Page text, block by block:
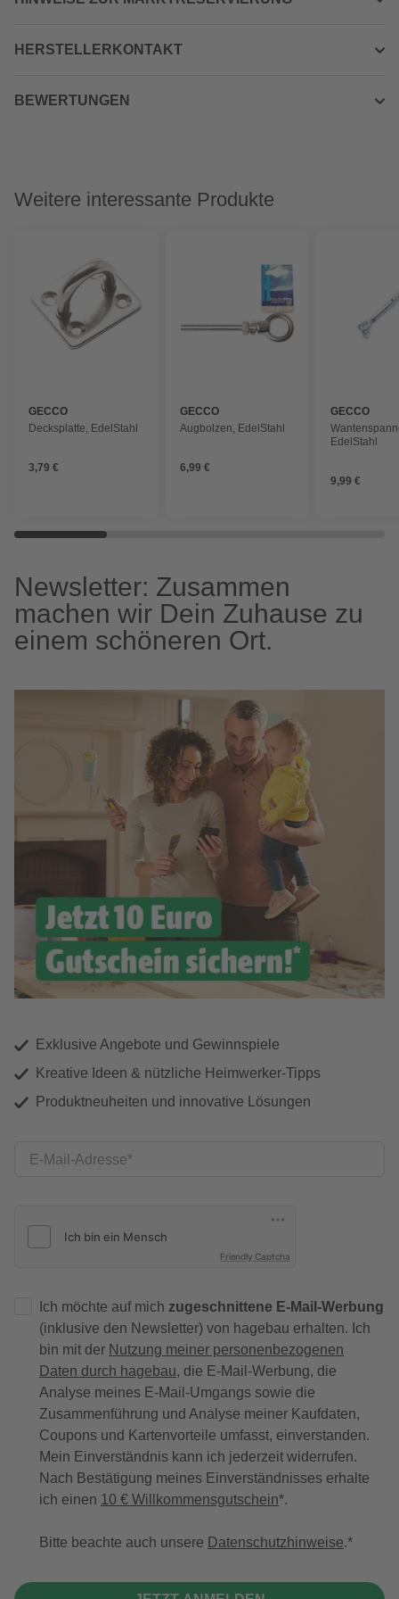
HERSTELLERKONTAKT
BEWERTUNGEN
Weitere interessante Produkte
GECCO
Decksplatte, EdelStahl
3,79 €
GECCO
Augbolzen, EdelStahl
6,99 €
GECCO
EdelStahl
9,99 €
Newsletter: Zusammen
machen wir Dein Zuhause zu
einem schöneren Ort.
Exklusive Angebote und Gewinnspiele
Kreative Ideen & nützliche Heimwerker-Tipps
Produktneuheiten und innovative Lösungen
E-Mail-Adresse
Friendly Captcha
Ich möchte auf mich zugeschnittene E-Mail-Werbung
(inklusive den Newsletter) von hagebau erhalten. Ich
bin mit der Nutzung meiner personenbezogenen
Daten durch hagebau, die E-Mail-Werbung, die
Analyse meines E-Mail-Umgangs sowie die
Zusammenführung und Analyse meiner Kaufdaten,
Coupons und Kartenvorteile umfasst, einverstanden.
Mein Einverständnis kann ich jederzeit widerrufen.
Nach Bestätigung meines Einverständnisses erhalte
ich einen 10 € Willkommensgutschein*.
Bitte beachte auch unsere Datenschutzhinweise.